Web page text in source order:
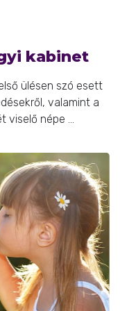
kabinet
ülésen szó esett
valamint a
népe ...